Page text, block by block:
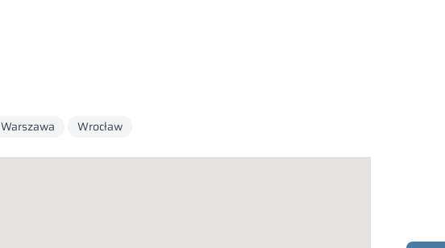
Warszawa Wrocław